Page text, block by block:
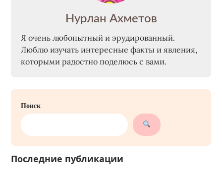
Нурлан Ахметов
Я очень любопытный и эрудированный.
Люблю изучать интересные факты и явления,
которыми радостно поделюсь с вами.
Поиск
Последние публикации